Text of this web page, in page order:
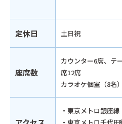
定休日 土日祝
座席数
カウンター6席、テ
席12席
カラオケ個室（8名）
・東京メトロ銀座
・東京メトロ千代